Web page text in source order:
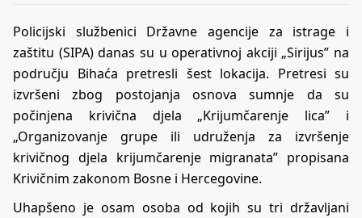
Policijski službenici Državne agencije za istrage i
zaštitu (SIPA) danas su u operativnoj akciji „Sirijus” na
području Bihaća pretresli šest lokacija. Pretresi su
izvršeni zbog postojanja osnova sumnje da su
počinjena krivična djela „Krijumčarenje lica” i
„Organizovanje grupe ili udruženja za izvršenje
krivičnog djela krijumčarenje migranata” propisana
Krivičnim zakonom Bosne i Hercegovine.
Uhapšeno je osam osoba od kojih su tri državljani